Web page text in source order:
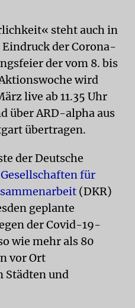
steht auch in
der Corona-
der vom 8. bis
wird
live ab 11.35 Uhr
über ARD-alpha aus
übertragen.
der Deutsche
für
(DKR)
geplante
der Covid-19-
wie mehr als 80
vor Ort
Städten und